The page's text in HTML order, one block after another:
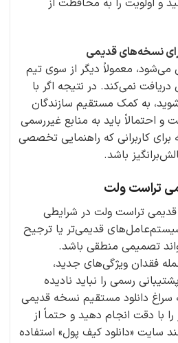
و اولویت را به محافظت از
نسخه‌های قدیمی
معمولاً دیگر از سوی تیم
نمی‌کند. در نتیجه اگر با
به کمک مستقیم سازندگان
احتمالاً باید به منابع غیررسمی
برای کاربرانی که راهنمایی تخصصی
باشد.
تراست ولت
تراست ولت در شرایطی
سیستم‌عامل‌های قدیمی‌تر یا ترجیح
تصمیمی منطقی باشد.
فقدان ویژگی‌های جدید،
رسمی را نباید نادیده
سراغ دانلود‌ مستقیم نسخه قدیمی
با دقت انجام دهید و حتماً از
سایت «دانلود کیف پول» استفاده